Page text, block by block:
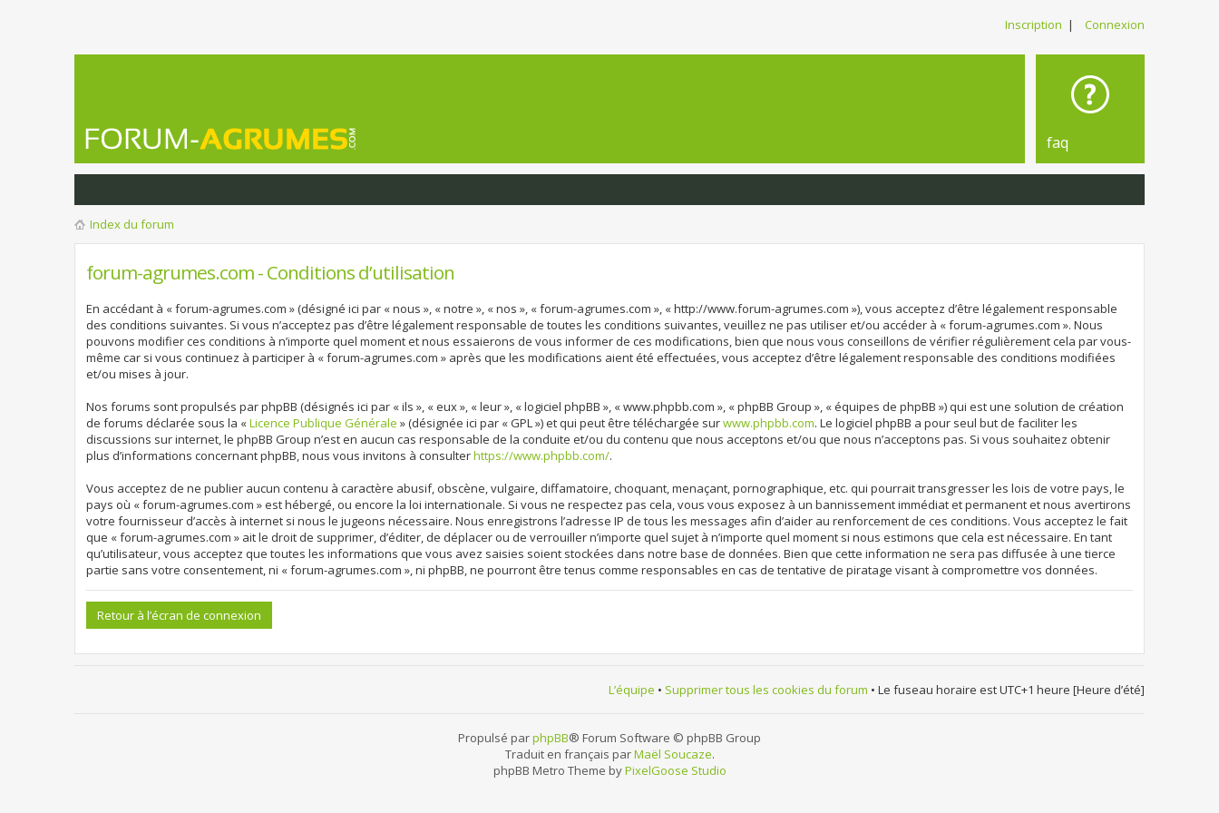
Inscription | Connexion
faq
Index du forum
forum-agrumes.com - Conditions d’utilisation
En accédant à « forum-agrumes.com » (désigné ici par « nous », « notre », « nos », « forum-agrumes.com », « http://www.forum-agrumes.com »), vous acceptez d’être légalement responsable
des conditions suivantes. Si vous n’acceptez pas d’être légalement responsable de toutes les conditions suivantes, veuillez ne pas utiliser et/ou accéder à « forum-agrumes.com ». Nous
pouvons modifier ces conditions à n’importe quel moment et nous essaierons de vous informer de ces modifications, bien que nous vous conseillons de vérifier régulièrement cela par vous-
même car si vous continuez à participer à « forum-agrumes.com » après que les modifications aient été effectuées, vous acceptez d’être légalement responsable des conditions modifiées
et/ou mises à jour.
Nos forums sont propulsés par phpBB (désignés ici par « ils », « eux », « leur », « logiciel phpBB », « www.phpbb.com », « phpBB Group », « équipes de phpBB ») qui est une solution de création
de forums déclarée sous la «Licence Publique Générale » (désignée ici par « GPL ») et qui peut être téléchargée surwww.phpbb.com. Le logiciel phpBB a pour seul but de faciliter les
discussions sur internet, le phpBB Group n’est en aucun cas responsable de la conduite et/ou du contenu que nous acceptons et/ou que nous n’acceptons pas. Si vous souhaitez obtenir
plus d’informations concernant phpBB, nous vous invitons à consulterhttps://www.phpbb.com/.
Vous acceptez de ne publier aucun contenu à caractère abusif, obscène, vulgaire, diffamatoire, choquant, menaçant, pornographique, etc. qui pourrait transgresser les lois de votre pays, le
pays où « forum-agrumes.com » est hébergé, ou encore la loi internationale. Si vous ne respectez pas cela, vous vous exposez à un bannissement immédiat et permanent et nous avertirons
votre fournisseur d’accès à internet si nous le jugeons nécessaire. Nous enregistrons l’adresse IP de tous les messages afin d’aider au renforcement de ces conditions. Vous acceptez le fait
que « forum-agrumes.com » ait le droit de supprimer, d’éditer, de déplacer ou de verrouiller n’importe quel sujet à n’importe quel moment si nous estimons que cela est nécessaire. En tant
qu’utilisateur, vous acceptez que toutes les informations que vous avez saisies soient stockées dans notre base de données. Bien que cette information ne sera pas diffusée à une tierce
partie sans votre consentement, ni « forum-agrumes.com », ni phpBB, ne pourront être tenus comme responsables en cas de tentative de piratage visant à compromettre vos données.
Retour à l’écran de connexion
L’équipe • Supprimer tous les cookies du forum • Le fuseau horaire est UTC+1 heure [Heure d’été]
Propulsé parphpBB® Forum Software © phpBB Group
Traduit en français parMaël Soucaze.
phpBB Metro Theme byPixelGoose Studio